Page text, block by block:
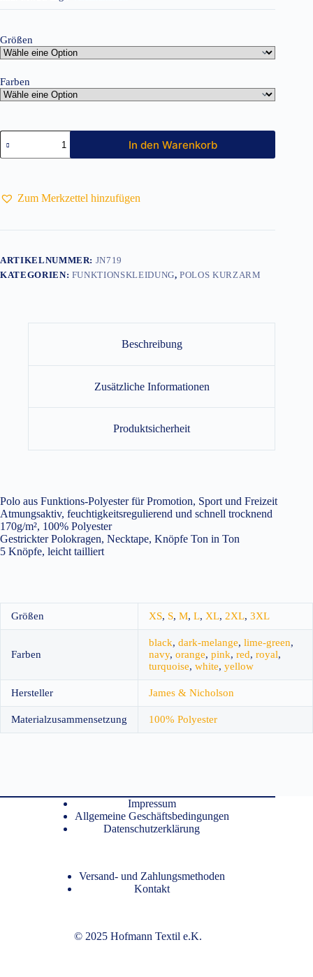
Größen
Farben
Damen
Funktionspolo
JN719
In den Warenkorb
Zum Merkzettel hinzufügen
ARTIKELNUMMER: JN719
KATEGORIEN: FUNKTIONSKLEIDUNG,POLOS KURZARM
Beschreibung
Zusätzliche Informationen
Produktsicherheit
Polo aus Funktions-Polyester für Promotion, Sport und Freizeit
Atmungsaktiv, feuchtigkeitsregulierend und schnell trocknend
170g/m², 100% Polyester
Gestrickter Polokragen, Necktape, Knöpfe Ton in Ton
5 Knöpfe, leicht tailliert
Größen XS, S, M, L, XL, 2XL, 3XL
Farben
black, dark-melange, lime-green,
navy, orange, pink, red, royal,
turquoise, white, yellow
Hersteller James & Nicholson
Materialzusammensetzung 100% Polyester
Impressum
Allgemeine Geschäftsbedingungen
Datenschutzerklärung
Versand- und Zahlungsmethoden
Kontakt
© 2025 Hofmann Textil e.K.